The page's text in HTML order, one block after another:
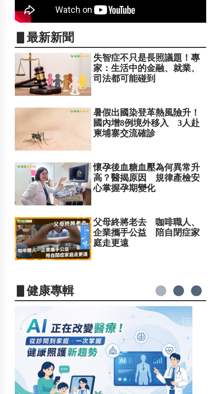
▋最新新聞
失智症不只是長照議題！專
家：生活中的金融、就業、
司法都可能碰到
暑假出國染登革熱風險升！
國內增8例境外移入 3人赴
柬埔寨交流確診
懷孕後血糖血壓為何異常升
高？醫揭原因 規律產檢安
心掌握孕期變化
父母終將老去 咖啡職人、
企業攜手公益 陪自閉症家
庭走更遠
▋健康專輯